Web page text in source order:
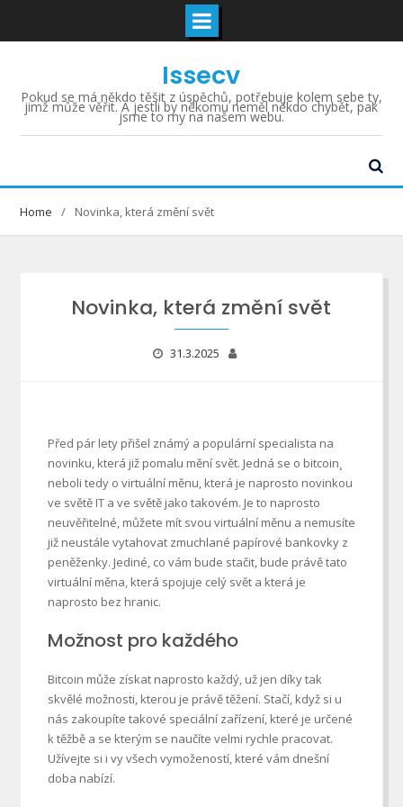
content
Issecv
Pokud se má někdo těšit z úspěchů, potřebuje kolem sebe ty,
jimž může věřit. A jestli by někomu neměl někdo chybět, pak
jsme to my na našem webu.
Home Novinka, která změní svět
Novinka, která změní svět
31.3.2025
Před pár lety přišel známý a populární specialista na
novinku, která již pomalu mění svět. Jedná se o bitcoin
neboli tedy o virtuální měnu, která je naprosto novinkou
ve světě IT a ve světě jako takovém. Je to naprosto
neuvěřitelné, můžete mít svou virtuální měnu a nemusíte
již neustále vytahovat zmuchlané papírové bankovky z
peněženky. Jediné, co vám bude stačit, bude právě tato
virtuální měna, která spojuje celý svět a která je
naprosto bez hranic.
Možnost pro každého
Bitcoin může získat naprosto každý, už jen díky tak
skvělé možnosti, kterou je právě těžení. Stačí, když si u
nás zakoupíte takové speciální zařízení, které je určené
k těžbě a se kterým se naučíte velmi rychle pracovat.
Užívejte si i vy všech vymožeností, které vám dnešní
doba nabízí.